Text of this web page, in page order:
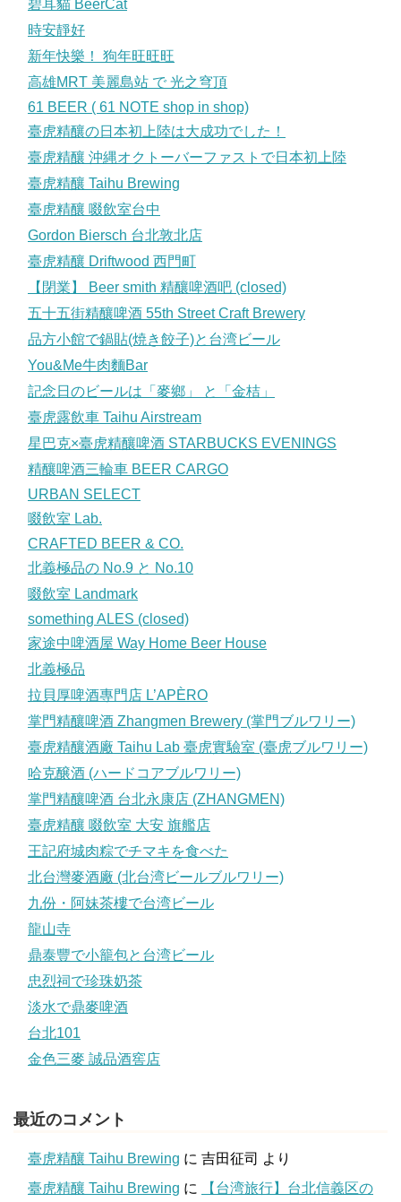
碧耳貓 BeerCat
時安靜好
新年快樂！ 狗年旺旺旺
高雄MRT 美麗島站 で 光之穹頂
61 BEER ( 61 NOTE shop in shop)
臺虎精釀の日本初上陸は大成功でした！
臺虎精釀 沖縄オクトーバーファストで日本初上陸
臺虎精釀 Taihu Brewing
臺虎精釀 啜飲室台中
Gordon Biersch 台北敦北店
臺虎精釀 Driftwood 西門町
【閉業】 Beer smith 精釀啤酒吧 (closed)
五十五街精釀啤酒 55th Street Craft Brewery
品方小館で鍋貼(焼き餃子)と台湾ビール
You&Me牛肉麵Bar
記念日のビールは「麥鄉」 と「金桔」
臺虎露飲車 Taihu Airstream
星巴克×臺虎精釀啤酒 STARBUCKS EVENINGS
精釀啤酒三輪車 BEER CARGO
URBAN SELECT
啜飲室 Lab.
CRAFTED BEER & CO.
北義極品の No.9 と No.10
啜飲室 Landmark
something ALES (closed)
家途中啤酒屋 Way Home Beer House
北義極品
拉貝厚啤酒專門店 L’APÈRO
掌門精釀啤酒 Zhangmen Brewery (掌門ブルワリー)
臺虎精釀酒廠 Taihu Lab 臺虎實驗室 (臺虎ブルワリー)
哈克醸酒 (ハードコアブルワリー)
掌門精釀啤酒 台北永康店 (ZHANGMEN)
臺虎精釀 啜飲室 大安 旗艦店
王記府城肉粽でチマキを食べた
北台灣麥酒廠 (北台湾ビールブルワリー)
九份・阿妹茶樓で台湾ビール
龍山寺
鼎泰豐で小籠包と台湾ビール
忠烈祠で珍珠奶茶
淡水で鼎麥啤酒
台北101
金色三麥 誠品酒窖店
最近のコメント
臺虎精釀 Taihu Brewing に 吉田征司 より
臺虎精釀 Taihu Brewing に
【台湾旅行】台北信義区の